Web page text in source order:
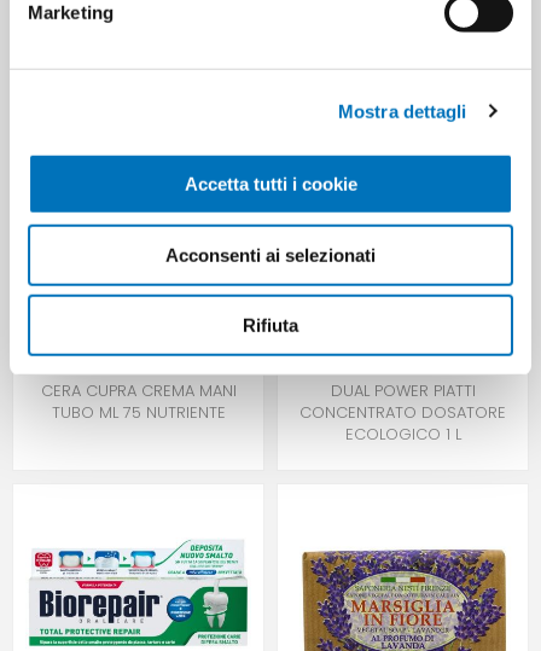
Marketing
Mostra dettagli
Accetta tutti i cookie
Acconsenti ai selezionati
Rifiuta
CERA CUPRA CREMA MANI
TUBO ML 75 NUTRIENTE
DUAL POWER PIATTI
CONCENTRATO DOSATORE
ECOLOGICO 1 L